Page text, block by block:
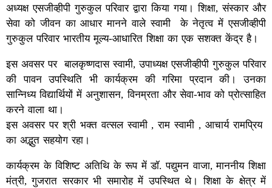
अध्यक्ष एसजीव्हीपी गुरुकुल परिवार द्वारा किया गया। शिक्षा, संस्कार और
सेवा को जीवन का आधार मानने वाले स्वामी के नेतृत्व में एसजीव्हीपी
गुरुकुल परिवार भारतीय मूल्य-आधारित शिक्षा का एक सशक्त केंद्र है।
इस अवसर पर बालकृष्णदास स्वामी, उपाध्यक्ष एसजीव्हीपी गुरुकुल परिवार
की पावन उपस्थिति भी कार्यक्रम की गरिमा प्रदान की। उनका
सान्निध्य विद्यार्थियों में अनुशासन, विनम्रता और सेवा-भाव को प्रोत्साहित
करने वाला था।
इस अवसर पर श्री भक्त वत्सल स्वामी , राम स्वामी , आचार्य रामप्रिय
का अद्भुत सहयोग रहा।
कार्यक्रम के विशिष्ट अतिथि के रूप में डॉ. पद्युमन वाजा, माननीय शिक्षा
मंत्री, गुजरात सरकार भी समारोह में उपस्थित थे। शिक्षा के क्षेत्र में